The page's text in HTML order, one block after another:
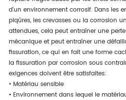
d'un environnement corrosif. Dans les
piqûres, les crevasses ou la corrosion
attendues, cela peut entraîner une
mécanique et peut entraîner une
fissuration, ce qui en fait une forme
la fissuration par corrosion sous
exigences doivent être satisfaites:
• Matériau sensible
• Environnement dans lequel le